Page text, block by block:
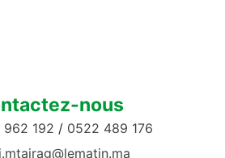
nous
192 / 0522 489 176
i.mtairag@lematin.ma